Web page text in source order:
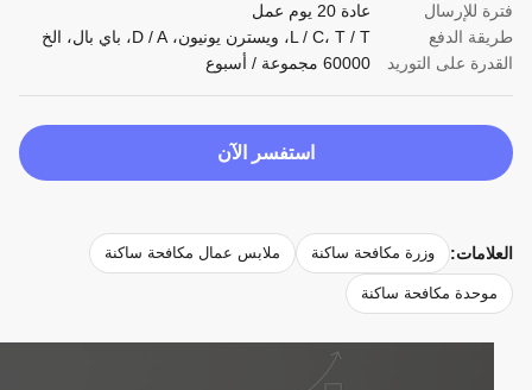
للإرسال
الدفع
L / C، T / T، ويسترن يونيون، D / A، باي بال، الخ
على التوريد
60000 مجموعة / أسبوع
استفسر الآن
وزرة مكافحة ساكنة ملابس عمال مكافحة ساكنة
مكافحة ساكنة